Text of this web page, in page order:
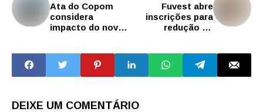
Ata do Copom
considera
impacto do novo
Fuvest abre
inscrições para
redução ou
DEIXE UM COMENTÁRIO